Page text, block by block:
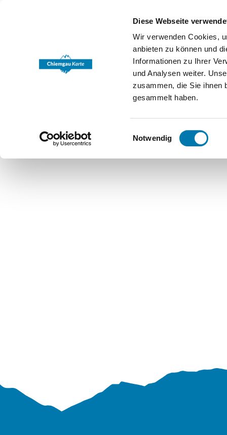
Diese Webseite
Wir verwenden Cookies,
anbieten zu können und
Informationen zu Ihrer
und Analysen weiter.
zusammen, die Sie ihnen
gesammelt haben.
Einwilligungsauswahl
Notwendig